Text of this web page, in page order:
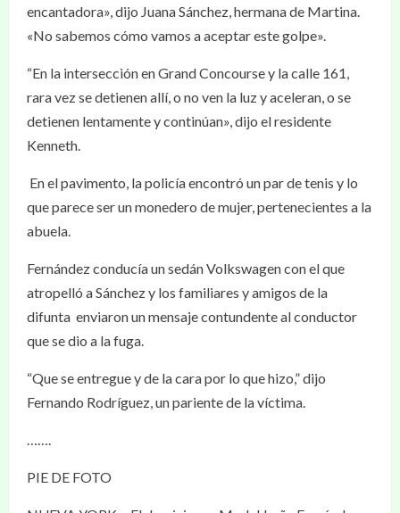
encantadora», dijo Juana Sánchez, hermana de Martina.
«No sabemos cómo vamos a aceptar este golpe».
“En la intersección en Grand Concourse y la calle 161,
rara vez se detienen allí, o no ven la luz y aceleran, o se
detienen lentamente y continúan», dijo el residente
Kenneth.
En el pavimento, la policía encontró un par de tenis y lo
que parece ser un monedero de mujer, pertenecientes a la
abuela.
Fernández conducía un sedán Volkswagen con el que
atropelló a Sánchez y los familiares y amigos de la
difunta enviaron un mensaje contundente al conductor
que se dio a la fuga.
“Que se entregue y de la cara por lo que hizo,” dijo
Fernando Rodríguez, un pariente de la víctima.
…….
PIE DE FOTO